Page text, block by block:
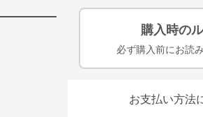
購入時の
必ず購入前にお読
お支払い方法